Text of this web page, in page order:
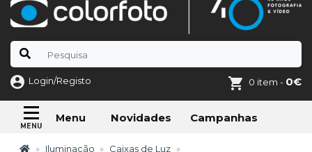
Login/Registo 0 item - 0€
Menu Novidades Campanhas
Iluminação Caixas de Luz